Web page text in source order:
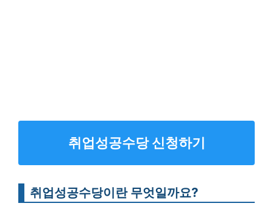
취업성공수당 신청하기
취업성공수당이란 무엇일까요?